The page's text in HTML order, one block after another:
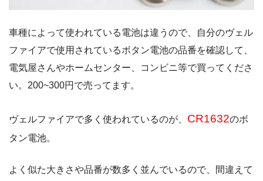
車種によって使われている電池は違うので、自分のヴェル
ファイアで使用されているボタン電池の品番を確認して、
電気屋さんやホームセンター、コンビニ等で買ってくださ
い。200~300円で売ってます。
ヴェルファイアで多く使われているのが、 CR1632のボ
タン電池。
よく似た大きさや品番が数多く並んでいるので、間違えて